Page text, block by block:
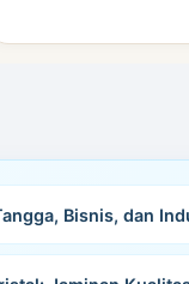
Bisnis, dan